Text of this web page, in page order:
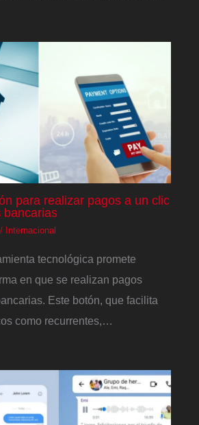
para realizar pagos a un clic
bancarias
/ Internacional
tecnológica promete
en que se realizan pagos
Este botón, que facilita
como recurrentes,…